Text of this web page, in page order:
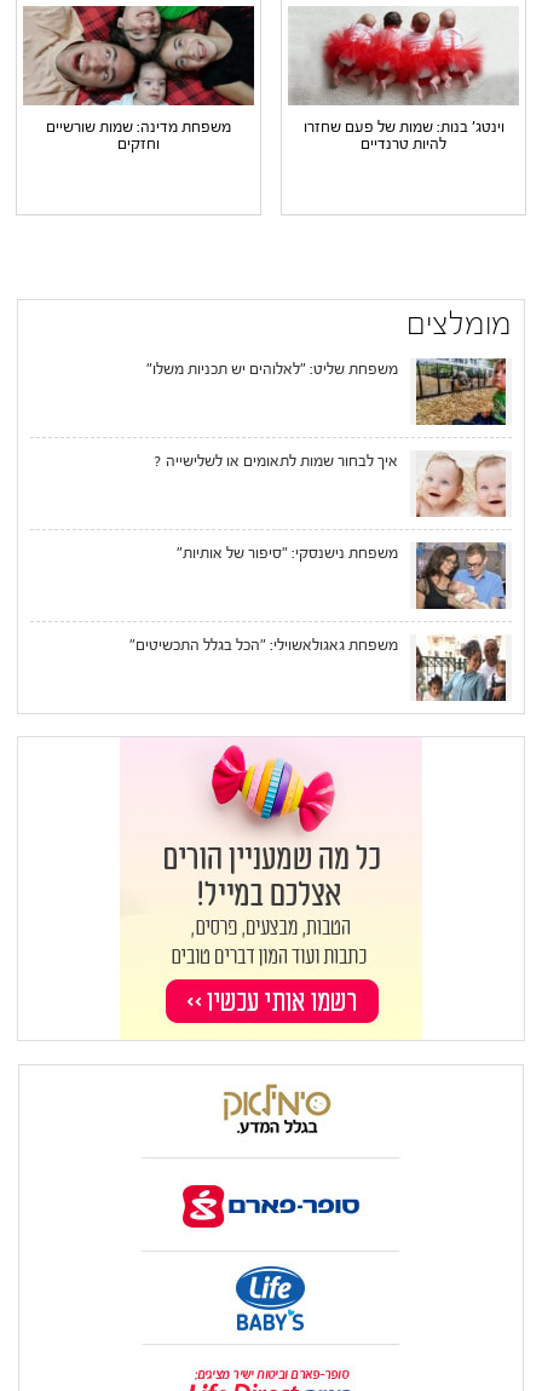
וינטג' בנות: שמות של פעם שחזרו
להיות טרנדיים
משפחת מדינה: שמות שורשיים
וחזקים
מומלצים
משפחת שליט: "לאלוהים יש תכניות משלו"
איך לבחור שמות לתאומים או לשלישייה ?
משפחת נישנסקי: "סיפור של אותיות"
משפחת גאגולאשוילי: "הכל בגלל התכשיטים"